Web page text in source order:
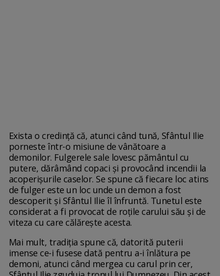
Exista o credință că, atunci când tună, Sfântul Ilie
porneste într-o misiune de vânătoare a
demonilor. Fulgerele sale lovesc pământul cu
putere, dărâmând copaci și provocând incendii la
acoperișurile caselor. Se spune că fiecare loc atins
de fulger este un loc unde un demon a fost
descoperit și Sfântul Ilie îl înfruntă. Tunetul este
considerat a fi provocat de roțile carului său și de
viteza cu care călărește acesta.
Mai mult, tradiţia spune că, datorită puterii
imense ce-i fusese dată pentru a-i înlătura pe
demoni, atunci când mergea cu carul prin cer,